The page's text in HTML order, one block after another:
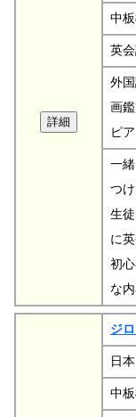
中
英
外
画
ピ
一
つけ
生
に
初
な
ジ
日本
中